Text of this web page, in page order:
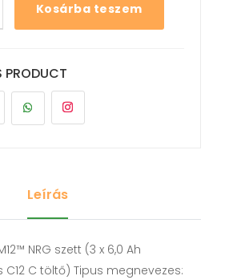
Kosárba teszem
PRODUCT
Leírás
NRG szett (3 x 6,0 Ah
C töltő) Tipus megnevezes: